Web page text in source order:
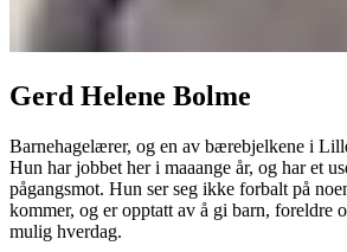
Gerd Helene Bolme
Barnehagelærer, og en av bærebjelkene i
Hun har jobbet her i maaange år, og har et
pågangsmot. Hun ser seg ikke forbalt på
kommer, og er opptatt av å gi barn, foreldre
mulig hverdag.